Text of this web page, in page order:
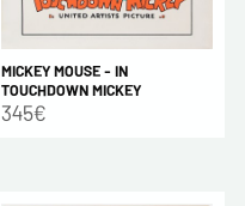
MICKEY MOUSE - IN
TOUCHDOWN MICKEY
345€